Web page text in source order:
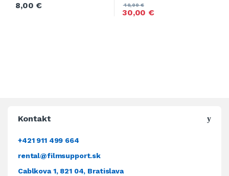
8,00€
30,00€
40,00€
Kontakt
+421 911 499 664
rental@filmsupport.sk
Cablkova 1, 821 04, Bratislava